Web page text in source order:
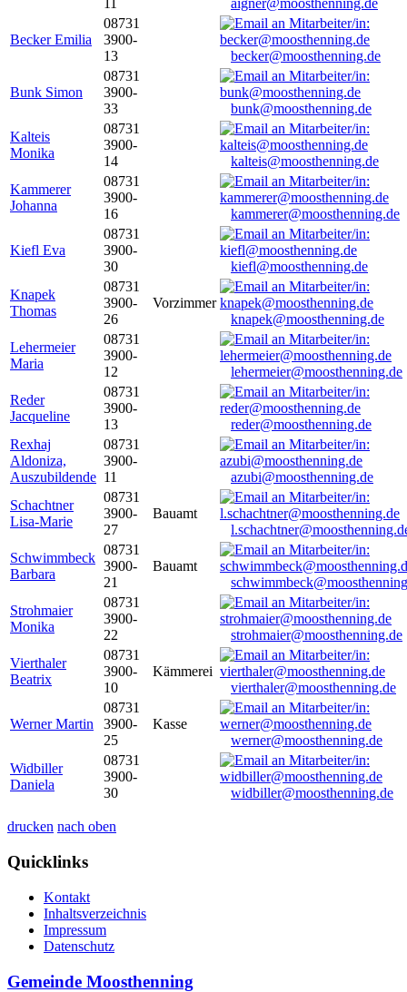
aigner@moosthenning.de
Becker Emilia
08731
3900-
13
becker@moosthenning.de
Bunk Simon
08731
3900-
33
bunk@moosthenning.de
Kalteis
Monika
08731
3900-
14
kalteis@moosthenning.de
Kammerer
Johanna
08731
3900-
16
kammerer@moosthenning.de
Kiefl Eva
08731
3900-
30
kiefl@moosthenning.de
Knapek
Thomas
08731
3900-
26
Vorzimmer
knapek@moosthenning.de
Lehermeier
Maria
08731
3900-
12
lehermeier@moosthenning.de
Reder
Jacqueline
08731
3900-
13
reder@moosthenning.de
Rexhaj
Aldoniza,
Auszubildende
08731
3900-
11
azubi@moosthenning.de
Schachtner
Lisa-Marie
08731
3900-
27
Bauamt
Schwimmbeck
Barbara
08731
3900-
21
Bauamt
Strohmaier
Monika
08731
3900-
22
strohmaier@moosthenning.de
Vierthaler
Beatrix
08731
3900-
10
Kämmerei
vierthaler@moosthenning.de
Werner Martin
08731
3900-
25
Kasse
werner@moosthenning.de
Widbiller
Daniela
08731
3900-
30
widbiller@moosthenning.de
drucken nach oben
Quicklinks
Kontakt
Inhaltsverzeichnis
Impressum
Datenschutz
Gemeinde Moosthenning